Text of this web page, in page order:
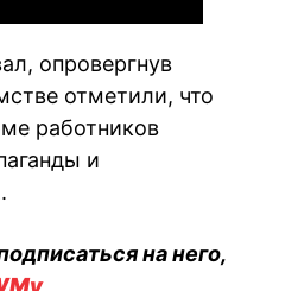
опровергнув
отметили, что
работников
и
на него,